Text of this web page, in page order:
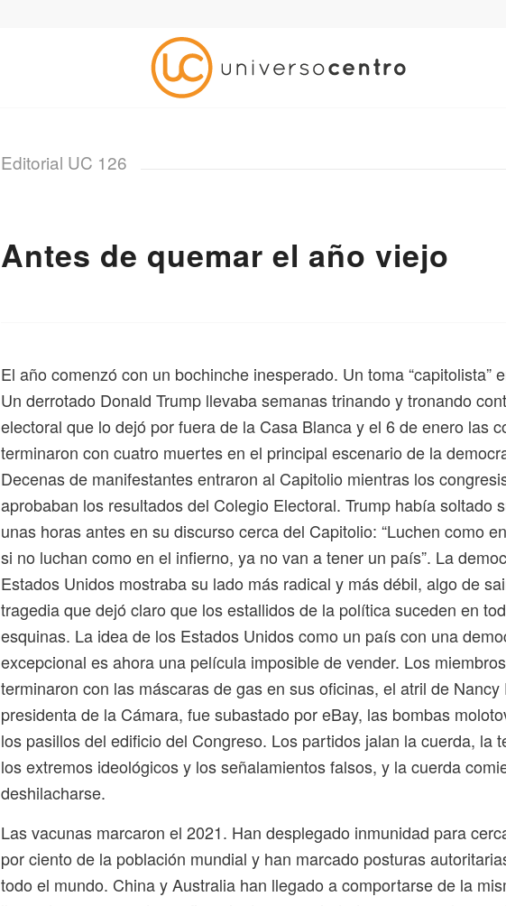
Editorial UC 126
Antes de quemarel año viejo
El año comenzó con un bochinche inesperado. Un toma “capitolista”
Un derrotado Donald Trump llevaba semanas trinando y tronando
electoral que lo dejó por fuera de la Casa Blanca y el 6 de enero las
terminaron con cuatro muertes en el principal escenario de la
Decenas de manifestantes entraron al Capitolio mientras los
aprobaban los resultados del Colegio Electoral. Trump había soltado
unas horas antes en su discurso cerca del Capitolio: “Luchen como
si no luchan como en el infierno, ya no van a tener un país”. La
Estados Unidos mostraba su lado más radical y más débil, algo de
tragedia que dejó claro que los estallidos de la política suceden en
esquinas. La idea de los Estados Unidos como un país con una
excepcional es ahora una película imposible de vender. Los
terminaron con las máscaras de gas en sus oficinas, el atril de Nancy
presidenta de la Cámara, fue subastado por eBay, las bombas
los pasillos del edificio del Congreso. Los partidos jalan la cuerda, la
los extremos ideológicos y los señalamientos falsos, y la cuerda
deshilacharse.
Las vacunas marcaron el 2021. Han desplegado inmunidad para
por ciento de la población mundial y han marcado posturas
todo el mundo. China y Australia han llegado a comportarse de la